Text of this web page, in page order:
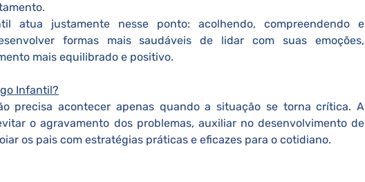
formas mais saudáveis de lidar com suas emoções,
mais equilibrado e positivo.
Infantil?
precisa acontecer apenas quando a situação se torna crítica. A
o agravamento dos problemas, auxiliar no desenvolvimento de
os pais com estratégias práticas e eficazes para o cotidiano.